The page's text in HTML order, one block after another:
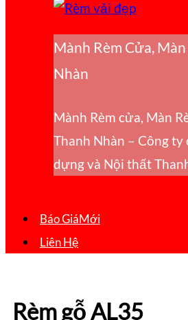
Mành Rèm Cửa,
Nhàn
Mành Rèm cửa, Màn
Thanh Nhàn – Công ty
dựng và Nội thất
Báo Giá
Liên Hệ
Rèm gỗ AL35